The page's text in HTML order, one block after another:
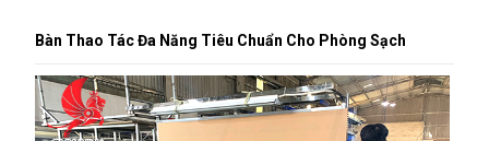
Bàn Thao Tác Đa Năng Tiêu Chuẩn Cho Phòng Sạch